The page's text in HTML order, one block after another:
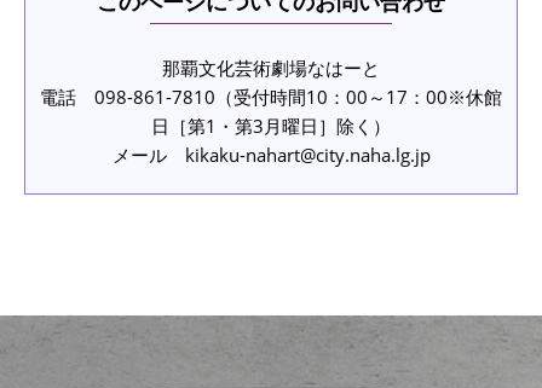
那覇文化芸術劇場なはーと
電話 098-861-7810（受付時間10：00～17：00※休館
日［第1・第3月曜日］除く）
メール kikaku-nahart@city.naha.lg.jp